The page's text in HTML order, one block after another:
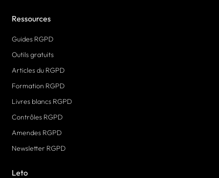
Ressources
Guides RGPD
Outils gratuits
Articles du RGPD
Formation RGPD
Livres blancs RGPD
Contrôles RGPD
Amendes RGPD
Newsletter RGPD
Leto